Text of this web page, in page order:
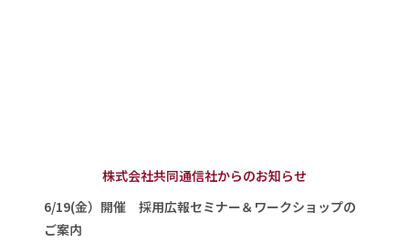
株式会社共同通信社からのお知らせ
6/19(金）開催 採用広報セミナー＆ワークショップの
ご案内